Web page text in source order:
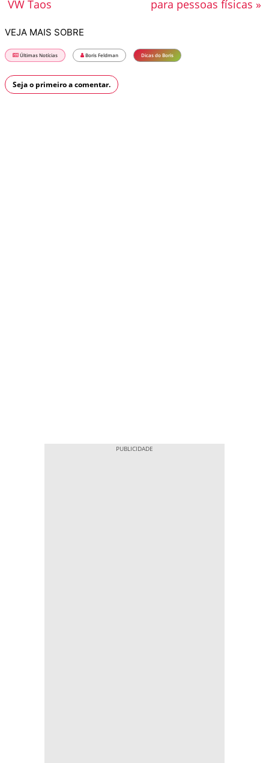
para pessoas físicas »
VW Taos
VEJA MAIS SOBRE
Últimas Notícias Boris Feldman Dicas do Boris
Seja o primeiro a comentar.